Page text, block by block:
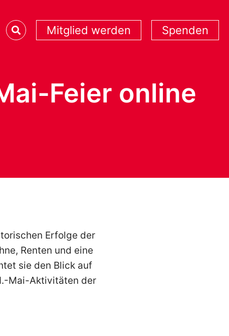
Mitglied werden Spenden
Feier online
Erfolge der
Renten und eine
sie den Blick auf
Mai-Aktivitäten der